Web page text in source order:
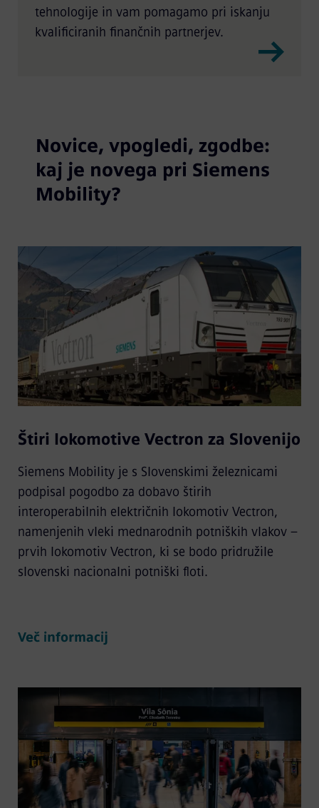
tehnologije in vam pomagamo pri iskanju
kvalificiranih finančnih partnerjev.
Novice, vpogledi, zgodbe:
kaj je novega pri Siemens
Mobility?
Štiri lokomotive Vectron za Slovenijo
Siemens Mobility je s Slovenskimi železnicami
podpisal pogodbo za dobavo štirih
interoperabilnih električnih lokomotiv Vectron,
namenjenih vleki mednarodnih potniških vlakov –
prvih lokomotiv Vectron, ki se bodo pridružile
slovenski nacionalni potniški floti.
Več informacij